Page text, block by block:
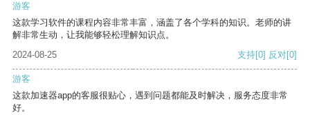
游客
这款学习软件的课程内容非常丰富，涵盖了各个学科的知识。老师的讲
解非常生动，让我能够轻松理解知识点。
2024-08-25
支持[0] 反对[0]
游客
这款加速器app的客服很贴心，遇到问题都能及时解决，服务态度非常
好。